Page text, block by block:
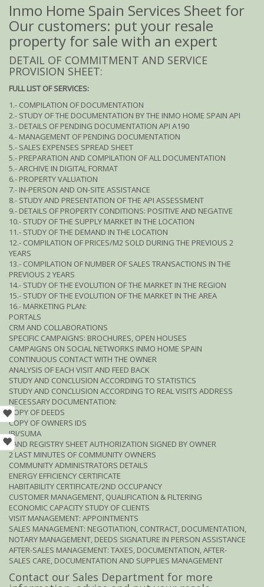
Inmo Home Spain Services Sheet for
Our customers: put your resale
property for sale with an expert
DETAIL OF COMMITMENT AND SERVICE
PROVISION SHEET:
FULL LIST OF SERVICES:
1.- COMPILATION OF DOCUMENTATION
2.- STUDY OF THE DOCUMENTATION BY THE INMO HOME SPAIN API
3.- DETAILS OF PENDING DOCUMENTATION API A190
4.- MANAGEMENT OF PENDING DOCUMENTATION
5.- SALES EXPENSES SPREAD SHEET
5.- PREPARATION AND COMPILATION OF ALL DOCUMENTATION
5.- ARCHIVE IN DIGITAL FORMAT
6.- PROPERTY VALUATION
7.- IN-PERSON AND ON-SITE ASSISTANCE
8.- STUDY AND PRESENTATION OF THE API ASSESSMENT
9.- DETAILS OF PROPERTY CONDITIONS: POSITIVE AND NEGATIVE
10.- STUDY OF THE SUPPLY MARKET IN THE LOCATION
11.- STUDY OF THE DEMAND IN THE LOCATION
12.- COMPILATION OF PRICES/M2 SOLD DURING THE PREVIOUS 2
YEARS
13.- COMPILATION OF NUMBER OF SALES TRANSACTIONS IN THE
PREVIOUS 2 YEARS
14.- STUDY OF THE EVOLUTION OF THE MARKET IN THE REGION
15.- STUDY OF THE EVOLUTION OF THE MARKET IN THE AREA
16.- MARKETING PLAN:
PORTALS
CRM AND COLLABORATIONS
SPECIFIC CAMPAIGNS: BROCHURES, OPEN HOUSES
CAMPAIGNS ON SOCIAL NETWORKS INMO HOME SPAIN
CONTINUOUS CONTACT WITH THE OWNER
ANALYSIS OF EACH VISIT AND FEED BACK
STUDY AND CONCLUSION ACCORDING TO STATISTICS
STUDY AND CONCLUSION ACCORDING TO REAL VISITS ADDRESS
NECESSARY DOCUMENTATION:
COPY OF DEEDS
COPY OF OWNERS IDS
IBI/SUMA
LAND REGISTRY SHEET AUTHORIZATION SIGNED BY OWNER
2 LAST MINUTES OF COMMUNITY OWNERS
COMMUNITY ADMINISTRATORS DETAILS
ENERGY EFFICIENCY CERTIFICATE
HABITABILITY CERTIFICATE/2ND OCCUPANCY
CUSTOMER MANAGEMENT, QUALIFICATION & FILTERING
ECONOMIC CAPACITY STUDY OF CLIENTS
VISIT MANAGEMENT: APPOINTMENTS
SALES MANAGEMENT: NEGOTIATION, CONTRACT, DOCUMENTATION,
NOTARY MANAGEMENT, DEEDS SIGNATURE IN PERSON ASSISTANCE
AFTER-SALES MANAGEMENT: TAXES, DOCUMENTATION, AFTER-
SALES CARE, DOCUMENTATION AND SUPPLIES MANAGEMENT
Contact our Sales Department for more